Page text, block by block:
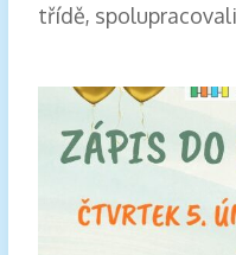
třídě,